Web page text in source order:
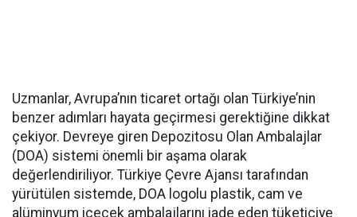
Uzmanlar, Avrupa’nın ticaret ortağı olan Türkiye’nin
benzer adımları hayata geçirmesi gerektiğine dikkat
çekiyor. Devreye giren Depozitosu Olan Ambalajlar
(DOA) sistemi önemli bir aşama olarak
değerlendiriliyor. Türkiye Çevre Ajansı tarafından
yürütülen sistemde, DOA logolu plastik, cam ve
alüminyum içecek ambalajlarını iade eden tüketiciye